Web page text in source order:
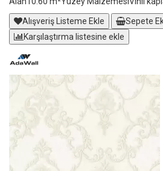
Alışveriş Listeme Ekle
Sepete
Karşılaştırma listesine ekle